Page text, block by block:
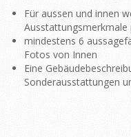
Für aussen und innen
mindestens 6
Fotos von Innen
Eine
Sonderausstattungen